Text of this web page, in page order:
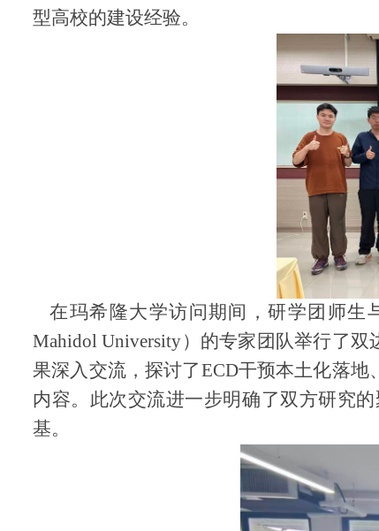
型高校的建设经验。
在玛希隆大学访问期间，研学团师生
Mahidol University）的专家团队举行了双
果深入交流，探讨了ECD干预本土化落
内容。此次交流进一步明确了双方研究的
基。